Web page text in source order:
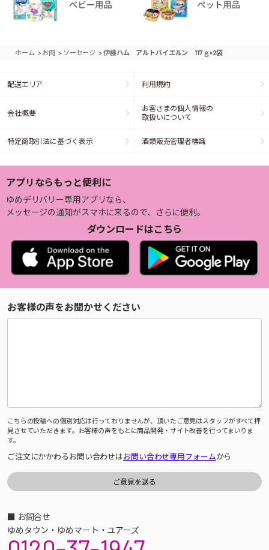
ホーム >お肉 > ソーセージ >伊藤ハム アルトバイエルン 117ｇ×2袋
配送エリア 利用規約
会社概要
お客さまの個人情報の
取扱いについて
特定商取引法に基づく表示 酒類販売管理者標識
アプリならもっと便利に
ゆめデリバリー専用アプリなら、
メッセージの通知がスマホに来るので、さらに便利。
ダウンロードはこちら
お客様の声をお聞かせください
こちらの投稿への個別対応は行っておりませんが、頂いたご意見はスタッフがすべて拝
見させていただきます。お客様の声をもとに商品開発・サイト改善を行ってまいりま
す。
ご注文にかかわるお問い合わせはお問い合わせ専用フォームから
■ お問合せ
ゆめタウン・ゆめマート・ユアーズ